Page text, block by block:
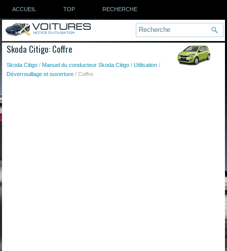
ACCUEIL TOP RECHERCHE
Skoda Citigo: Coffre
Skoda Citigo /Manuel du conducteur Skoda Citigo /Utilisation /
Déverrouillage et ouverture / Coffre